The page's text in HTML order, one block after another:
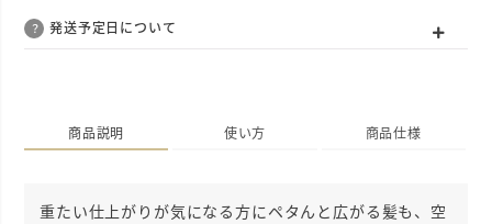
発送予定日について
商品説明 使い方 商品仕様
重たい仕上がりが気になる方にペタんと広がる髪も、空